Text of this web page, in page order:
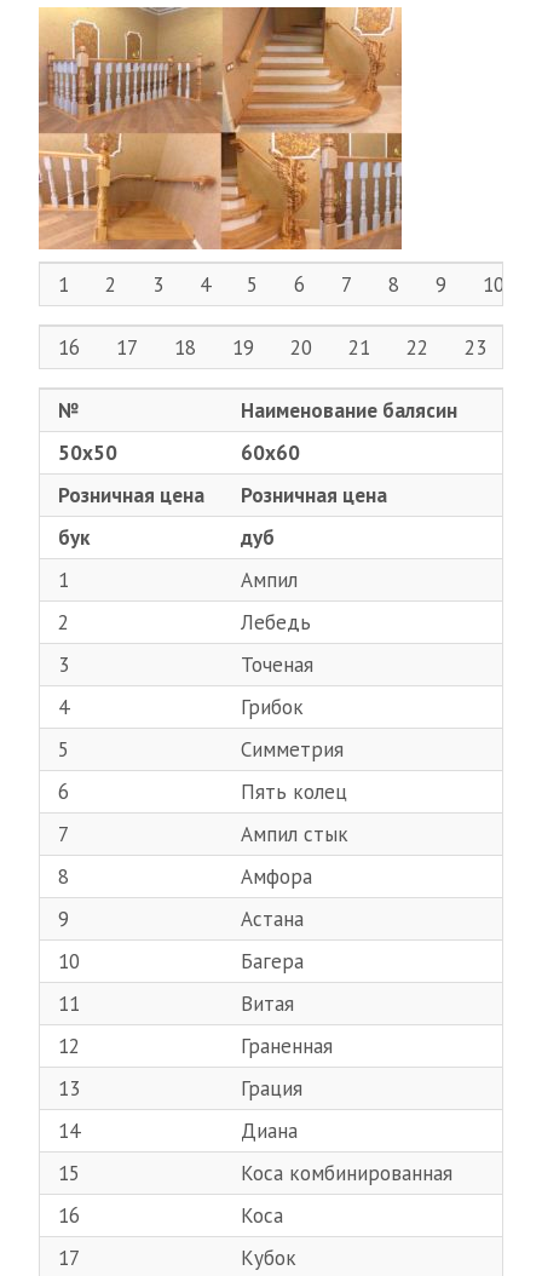
1 2 3 4 5 6 7 8 9 10
16 17 18 19 20 21 22 23
№ Наименование балясин
50х50
60х60
Розничная цена
Розничная цена
бук
дуб
1
Ампил
2
Лебедь
3
Точеная
4
Грибок
5
Симметрия
6
Пять колец
7
Ампил стык
8
Амфора
9
Астана
10
Багера
11
Витая
12
Граненная
13
Грация
14
Диана
15
Коса комбинированная
16
Коса
17
Кубок